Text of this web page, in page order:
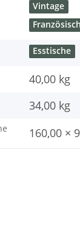
Vintage
Esstische
40,00 kg
34,00 kg
160,00 ×